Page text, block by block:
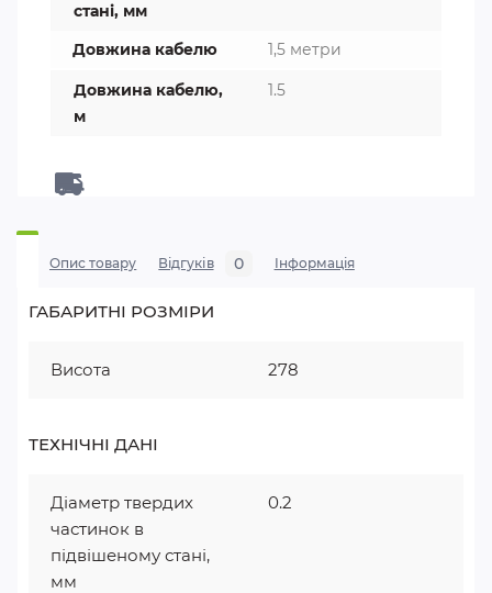
стані, мм
Довжина кабелю 1,5 метри
Довжина кабелю,
м
1.5
Опис товару Відгуків 0 Iнформація
ГАБАРИТНІ РОЗМІРИ
Висота 278
ТЕХНІЧНІ ДАНІ
Діаметр твердих
частинок в
підвішеному стані,
мм
0.2